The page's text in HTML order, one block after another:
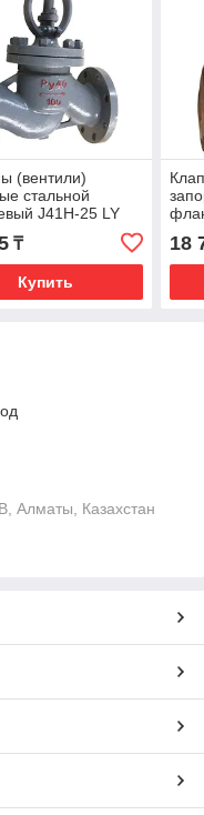
(вентили)
стальной
J41H-25 LY
20
₸
Купить
18
Алматы, Казахстан